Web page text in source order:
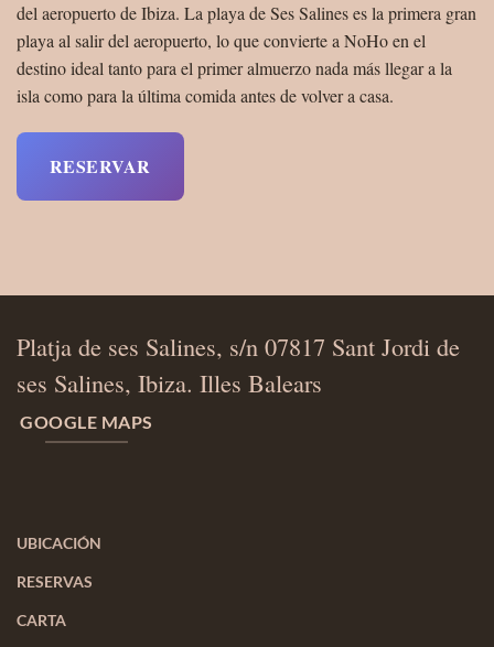
del aeropuerto de Ibiza. La playa de Ses Salines es la primera gran
playa al salir del aeropuerto, lo que convierte a NoHo en el
destino ideal tanto para el primer almuerzo nada más llegar a la
isla como para la última comida antes de volver a casa.
RESERVAR
Platja de ses Salines, s/n 07817 Sant Jordi de
ses Salines, Ibiza. Illes Balears
GOOGLE MAPS
UBICACIÓN
RESERVAS
CARTA